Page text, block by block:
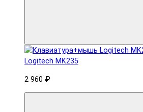
Logitech MK235
2 960 ₽